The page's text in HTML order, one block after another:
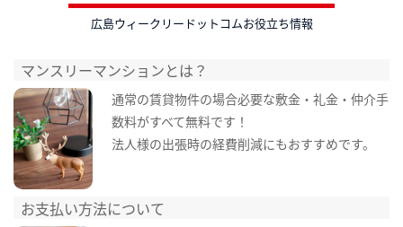
広島ウィークリードットコムお役立ち情報
マンスリーマンションとは？
通常の賃貸物件の場合必要な敷金・礼金・仲介手
数料がすべて無料です！
法人様の出張時の経費削減にもおすすめです。
お支払い方法について